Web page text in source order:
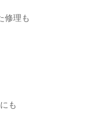
修理も
も